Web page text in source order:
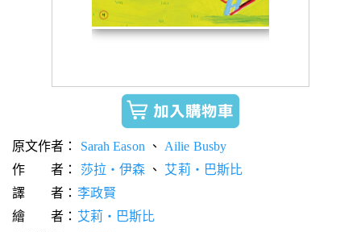
原文作者： Sarah Eason 、 Ailie Busby
作 者： 莎拉‧伊森 、 艾莉‧巴斯比
譯 者： 李政賢
繪 者： 艾莉‧巴斯比